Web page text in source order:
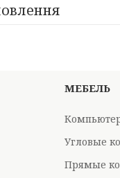
МЕБЕЛЬ
Угловые
Прямые